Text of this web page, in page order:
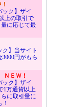
ック】ザイ
上の取引で
に応じて最
ク】当サイト
円がもら
ＮＥＷ！
ック】ザイ
1万通貨以上
に取引量に